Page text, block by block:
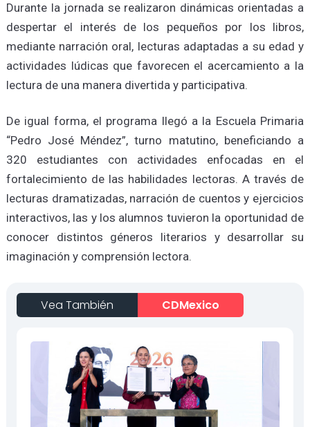
Durante la jornada se realizaron dinámicas orientadas a
despertar el interés de los pequeños por los libros,
mediante narración oral, lecturas adaptadas a su edad y
actividades lúdicas que favorecen el acercamiento a la
lectura de una manera divertida y participativa.
De igual forma, el programa llegó a la Escuela Primaria
“Pedro José Méndez”, turno matutino, beneficiando a
320 estudiantes con actividades enfocadas en el
fortalecimiento de las habilidades lectoras. A través de
lecturas dramatizadas, narración de cuentos y ejercicios
interactivos, las y los alumnos tuvieron la oportunidad de
conocer distintos géneros literarios y desarrollar su
imaginación y comprensión lectora.
Vea También CDMexico